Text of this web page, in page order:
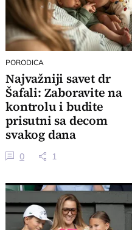
PORODICA
Najvažniji savet dr
Šafali: Zaboravite na
kontrolu i budite
prisutni sa decom
svakog dana
0 1